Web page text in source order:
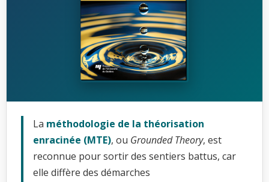
La méthodologie de la théorisation
enracinée (MTE), ou Grounded Theory, est
reconnue pour sortir des sentiers battus, car
elle diffère des démarches